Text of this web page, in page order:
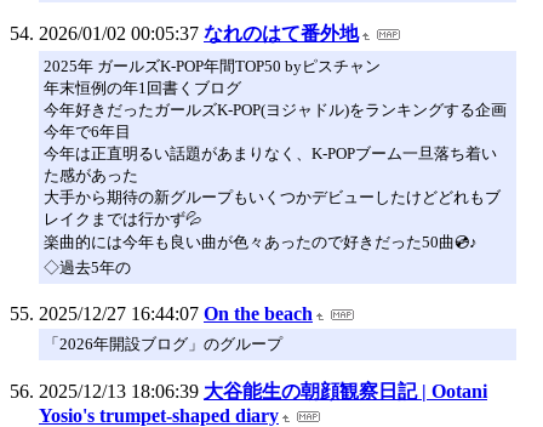
2026/01/02 00:05:37 なれのはて番外地
2025年 ガールズK-POP年間TOP50 byピスチャン
年末恒例の年1回書くブログ
今年好きだったガールズK-POP(ヨジャドル)をランキングする企画
今年で6年目
今年は正直明るい話題があまりなく、K-POPブーム一旦落ち着い
た感があった
大手から期待の新グループもいくつかデビューしたけどどれもブ
レイクまでは行かず💦
楽曲的には今年も良い曲が色々あったので好きだった50曲💿♪
◇過去5年の
2025/12/27 16:44:07 On the beach
「2026年開設ブログ」のグループ
2025/12/13 18:06:39 大谷能生の朝顔観察日記 | Ootani
Yosio's trumpet‐shaped diary